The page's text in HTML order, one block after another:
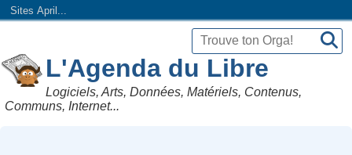
Sites April...
L'Agenda du Libre
Logiciels, Arts, Données, Matériels, Contenus,
Communs, Internet...